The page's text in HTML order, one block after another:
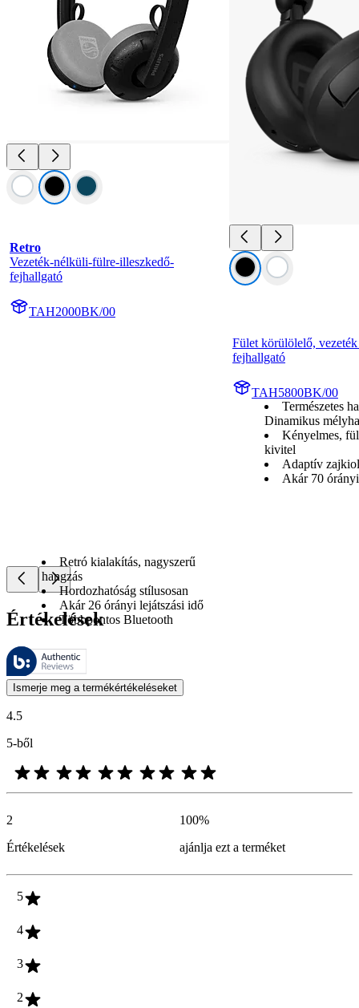
Retro
Vezeték-nélküli-fülre-illeszkedő-
fejhallgató
TAH2000BK/00
Retró kialakítás, nagyszerű
hangzás
Hordozhatóság stílusosan
Akár 26 órányi lejátszási idő
Többpontos Bluetooth
Fület körülölelő,
fejhallgató
TAH5800BK/00
Természetes
Dinamikus
Kényelmes,
kivitel
Adaptív
Akár 70
Értékelések
Ezeket az értékeléseket a Bazaarvoice kezeli, és megfelelnek a
A termékbesorolás és csillagos besorolás formájában kifejezett
Ismerje meg a termékértékeléseket
4.5
5-ből
2
Értékelések
100%
ajánlja ezt a terméket
5
4
3
2